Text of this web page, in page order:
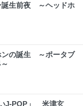
誕生前夜 ～ヘッドホ
の誕生 ～ポータブ
J-POP」 米津玄